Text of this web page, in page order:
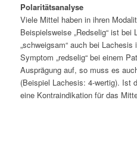
Polaritätsanalyse
Viele Mittel haben in ihren
Beispielsweise „Redselig“ ist
„schweigsam“ auch bei
Symptom „redselig“ bei einem
Ausprägung auf, so muss es
(Beispiel Lachesis: 4-wertig). Ist
eine Kontraindikation für das